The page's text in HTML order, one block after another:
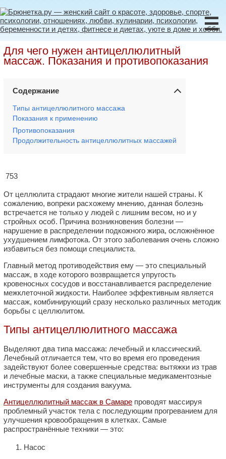
☰
Для чего нужен антицеллюлитный
массаж. Показания и противопоказания
Содержание
Типы антицеллюлитного массажа
Показания к применению
Противопоказания
Продолжительность антицеллюлитных массажей
753
От целлюлита страдают многие жители нашей страны. К
сожалению, вопреки расхожему мнению, данная болезнь
встречается не только у людей с лишним весом, но и у
стройных особ. Причина возникновения болезни —
нарушение в распределении подкожного жира, осложнённое
ухудшением лимфотока. От этого заболевания очень сложно
избавиться без помощи специалиста.
Главный метод противодействия ему — это специальный
массаж, в ходе которого возвращается упругость
кровеносных сосудов и восстанавливается распределение
межклеточной жидкости. Наиболее эффективным является
массаж, комбинирующий сразу несколько различных методик
борьбы с целлюлитом.
Типы антицеллюлитного массажа
Выделяют два типа массажа: лечебный и классический.
Лечебный отличается тем, что во время его проведения
задействуют более совершенные средства: вытяжки из трав
и лечебные маски, а также специальные медикаментозные
инструменты для создания вакуума.
Антицеллюлитный массаж в Самаре проводят массируя
проблемный участок тела с последующим прогреванием для
улучшения кровообращения в клетках. Самые
распространённые техники — это:
Насос